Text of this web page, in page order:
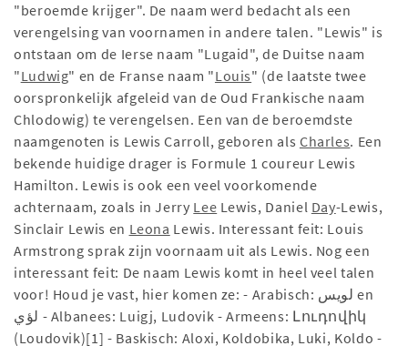
"beroemde krijger". De naam werd bedacht als een
verengelsing van voornamen in andere talen. "Lewis" is
ontstaan om de Ierse naam "Lugaid", de Duitse naam
"Ludwig" en de Franse naam "Louis" (de laatste twee
oorspronkelijk afgeleid van de Oud Frankische naam
Chlodowig) te verengelsen. Een van de beroemdste
naamgenoten is Lewis Carroll, geboren als Charles. Een
bekende huidige drager is Formule 1 coureur Lewis
Hamilton. Lewis is ook een veel voorkomende
achternaam, zoals in Jerry Lee Lewis, Daniel Day-Lewis,
Sinclair Lewis en Leona Lewis. Interessant feit: Louis
Armstrong sprak zijn voornaam uit als Lewis. Nog een
interessant feit: De naam Lewis komt in heel veel talen
voor! Houd je vast, hier komen ze: - Arabisch: لويس‎ en
لؤي - Albanees: Luigj, Ludovik - Armeens: Լուդովիկ
(Loudovik)[1] - Baskisch: Aloxi, Koldobika, Luki, Koldo -